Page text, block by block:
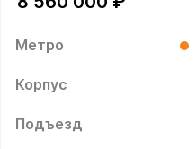
Метро
Корпус
Подъезд